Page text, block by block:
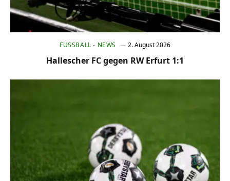
FUSSBALL - NEWS 2. August 2026
Hallescher FC gegen RW Erfurt 1:1